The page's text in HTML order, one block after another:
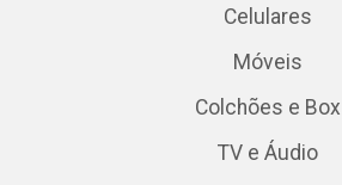
Celulares
Móveis
Colchões e Box
TV e Áudio